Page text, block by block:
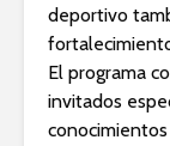
deportivo
El programa
invitados